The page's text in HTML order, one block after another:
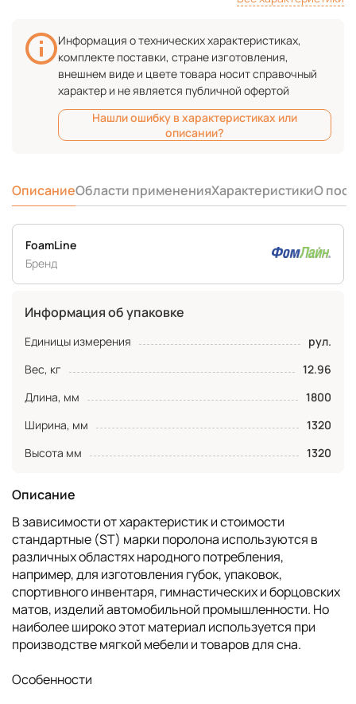
Информация о технических характеристиках,
комплекте поставки, стране изготовления,
внешнем виде и цвете товара носит справочный
характер и не является публичной офертой
Нашли ошибку в характеристиках или
описании?
ОписаниеОбласти примененияХарактеристикиО
Описание
В зависимости от характеристик и стоимости
стандартные (ST) марки поролона используются в
различных областях народного потребления,
например, для изготовления губок, упаковок,
спортивного инвентаря, гимнастических и борцовских
матов, изделий автомобильной промышленности. Но
наиболее широко этот материал используется при
производстве мягкой мебели и товаров для сна.
Особенности
FoamLine
Бренд
Информация об упаковке
Единицы измерения
рул.
Вес, кг
12.96
Длина, мм
1800
Ширина, мм
1320
Высота мм
1320